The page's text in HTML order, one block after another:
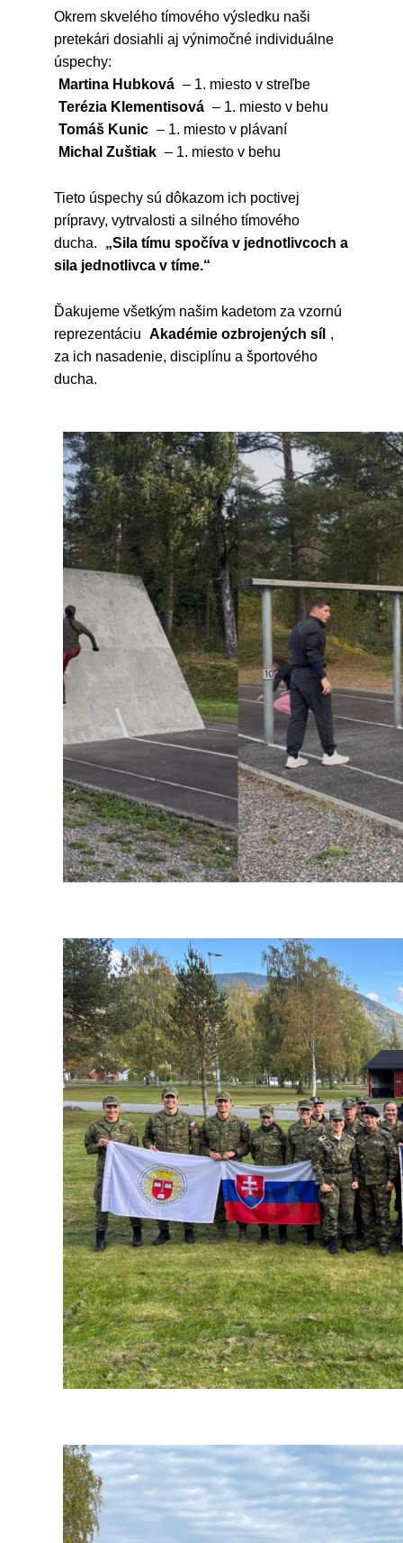
Okrem skvelého tímového výsledku naši
pretekári dosiahli aj výnimočné individuálne
úspechy:
Martina Hubková – 1. miesto v streľbe
Terézia Klementisová – 1. miesto v behu
Tomáš Kunic – 1. miesto v plávaní
Michal Zuštiak – 1. miesto v behu
Tieto úspechy sú dôkazom ich poctivej
prípravy, vytrvalosti a silného tímového
ducha.
„Sila tímu spočíva v jednotlivcoch a
sila jednotlivca v tíme.“
Ďakujeme všetkým našim kadetom za vzornú
reprezentáciu Akadémie ozbrojených síl ,
za ich nasadenie, disciplínu a športového
ducha.